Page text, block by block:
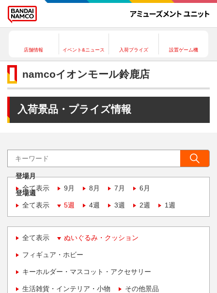
店舗情報 イベント&ニュース 入荷プライズ 設置ゲーム機
namcoイオンモール鈴鹿店
入荷景品・プライズ情報
登場月
全て表示
9月 8月 7月 6月
登場週
全て表示
5週 4週 3週 2週 1週
全て表示 ぬいぐるみ・クッション
フィギュア・ホビー
キーホルダー・マスコット・アクセサリー
生活雑貨・インテリア・小物 その他景品